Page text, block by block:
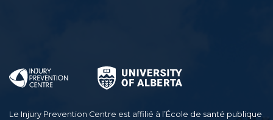
Le Injury Prevention Centre est affilié à l’École de santé publique